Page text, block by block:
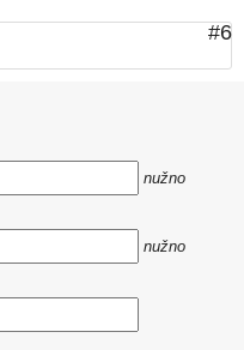
#6
nužno
nužno